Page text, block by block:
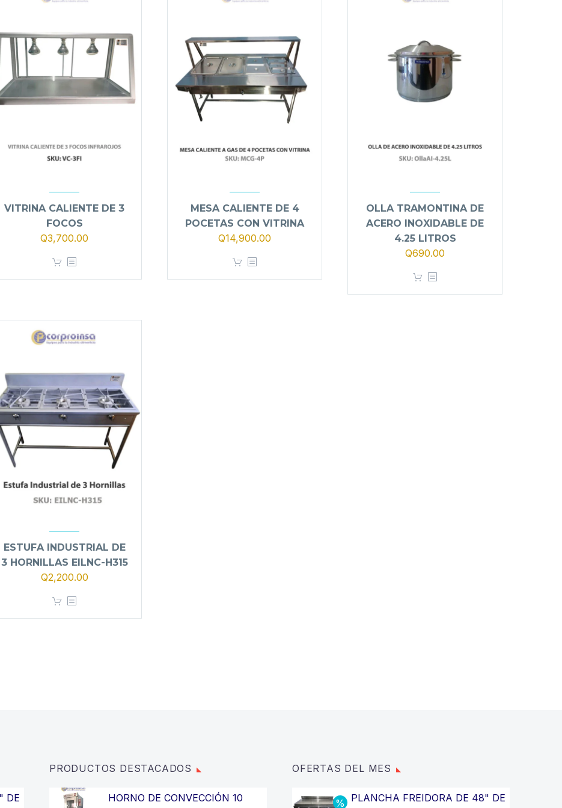
VITRINA CALIENTE DE 3
FOCOS
Q3,700.00
MESA CALIENTE DE 4
POCETAS CON VITRINA
Q14,900.00
OLLA TRAMONTINA DE
ACERO INOXIDABLE DE
4.25 LITROS
Q690.00
ESTUFA INDUSTRIAL DE
3 HORNILLAS EILNC-H315
Q2,200.00
DE
PRODUCTOS DESTACADOS
HORNO DE CONVECCIÓN 10
OFERTAS DEL MES
PLANCHA FREIDORA DE 48" DE